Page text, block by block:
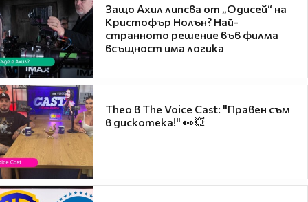
Защо Ахил липсва от „Одисей“ на
Кристофър Нолън? Най-
странното решение във филма
всъщност има логика
Theo в The Voice Cast: "Правен съм
в дискотека!" 👀💥